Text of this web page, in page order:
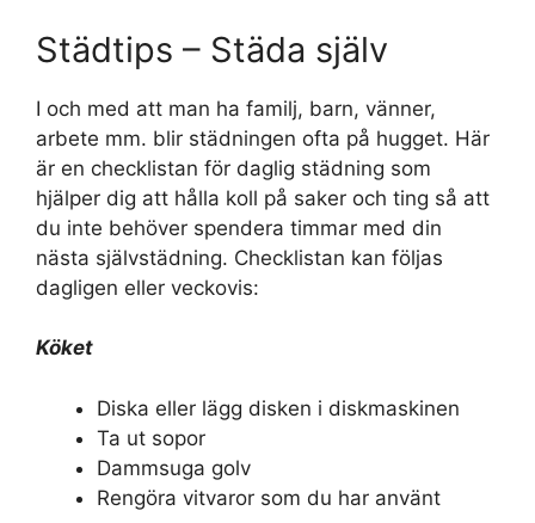
Städtips – Städa själv
I och med att man ha familj, barn, vänner,
arbete mm. blir städningen ofta på hugget. Här
är en checklistan för daglig städning som
hjälper dig att hålla koll på saker och ting så att
du inte behöver spendera timmar med din
nästa självstädning. Checklistan kan följas
dagligen eller veckovis:
Köket
Diska eller lägg disken i diskmaskinen
Ta ut sopor
Dammsuga golv
Rengöra vitvaror som du har använt